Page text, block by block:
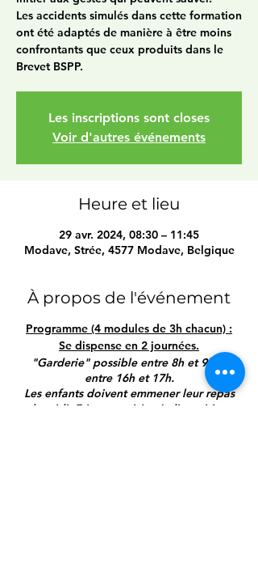
Les accidents simulés dans cette formation
ont été adaptés de manière à être moins
confrontants que ceux produits dans le
Brevet BSPP.
Les inscriptions sont closes
Voir d'autres événements
Heure et lieu
29 avr. 2024, 08:30 – 11:45
Modave, Strée, 4577 Modave, Belgique
À propos de l'événement
Programme (4 modules de 3h chacun) :
Se dispense en 2 journées.
"Garderie" possible entre 8h et 9h et
entre 16h et 17h.
Les enfants doivent emmener leur repas
de midi. Frigo et cuisine à disposition.